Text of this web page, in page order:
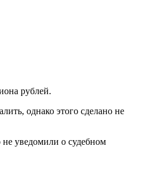
рублей.
однако этого сделано не
не уведомили о судебном